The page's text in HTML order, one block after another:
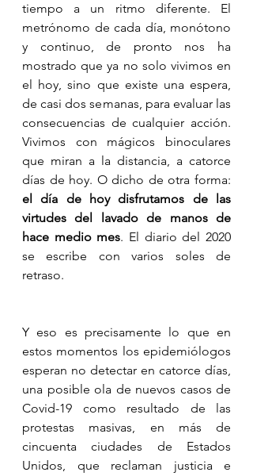
tiempo a un ritmo diferente. El
metrónomo de cada día, monótono
y continuo, de pronto nos ha
mostrado que ya no solo vivimos en
el hoy, sino que existe una espera,
de casi dos semanas, para evaluar las
consecuencias de cualquier acción.
Vivimos con mágicos binoculares
que miran a la distancia, a catorce
el día de hoy disfrutamos de las
virtudes del lavado de manos de
hace medio mes. El diario del 2020
se escribe con varios soles de
retraso.
Y eso es precisamente lo que en
estos momentos los epidemiólogos
esperan no detectar en catorce días,
una posible ola de nuevos casos de
Covid-19 como resultado de las
protestas masivas, en más de
cincuenta ciudades de Estados
Unidos, que reclaman justicia e